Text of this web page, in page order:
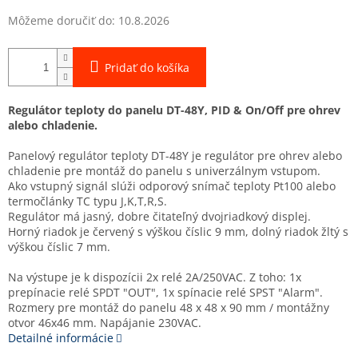
Môžeme doručiť do: 10.8.2026
Pridať do košíka
Regulátor teploty do panelu DT-48Y, PID & On/Off pre ohrev
alebo chladenie.
Panelový regulátor teploty DT-48Y je regulátor pre ohrev alebo
chladenie pre montáž do panelu s univerzálnym vstupom.
Ako vstupný signál slúži odporový snímač teploty Pt100 alebo
termočlánky TC typu J,K,T,R,S.
Regulátor má jasný, dobre čitateľný dvojriadkový displej.
Horný riadok je červený s výškou číslic 9 mm, dolný riadok žltý s
výškou číslic 7 mm.
Na výstupe je k dispozícii 2x relé 2A/250VAC. Z toho: 1x
prepínacie relé SPDT "OUT", 1x spínacie relé SPST "Alarm".
Rozmery pre montáž do panelu 48 x 48 x 90 mm / montážny
otvor 46x46 mm. Napájanie 230VAC.
Detailné informácie